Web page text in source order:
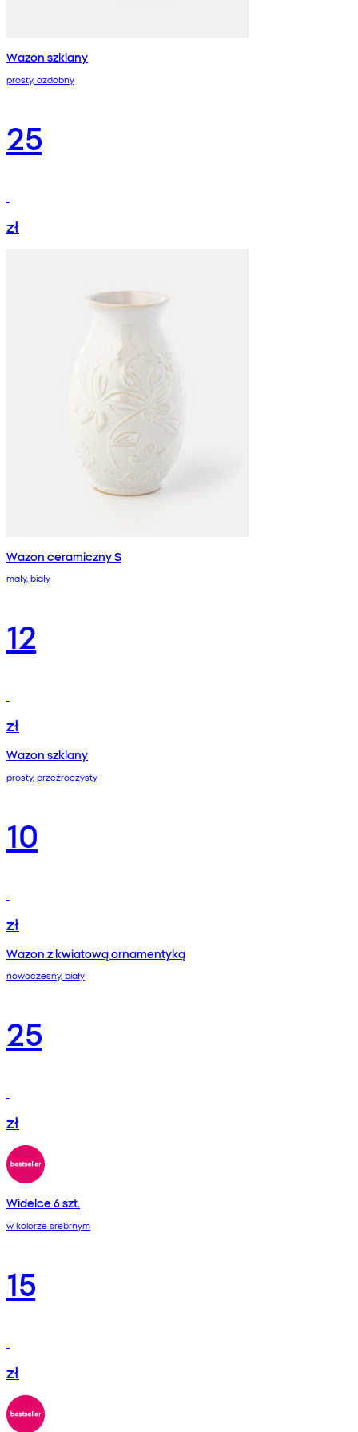
Wazon szklany
prosty, ozdobny
25
zł
Wazon ceramiczny S
mały, biały
12
zł
Wazon szklany
prosty, przeźroczysty
10
zł
Wazon z kwiatową ornamentyką
nowoczesny, biały
25
zł
Widelce 6 szt.
w kolorze srebrnym
15
zł